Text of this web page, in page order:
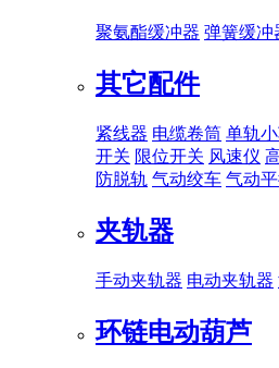
聚氨酯缓冲器 弹簧缓冲
其它配件
紧线器 电缆卷筒 单轨
开关 限位开关 风速仪
防脱轨 气动绞车 气动
夹轨器
手动夹轨器 电动夹轨器
环链电动葫芦